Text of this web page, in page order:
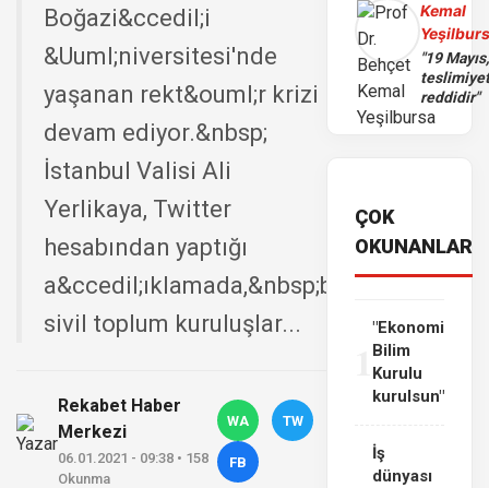
Boğazi&ccedil;i
&Uuml;niversitesi'nde
yaşanan rekt&ouml;r krizi
devam ediyor.&nbsp;
İstanbul Valisi Ali
Yerlikaya, Twitter
hesabından yaptığı
a&ccedil;ıklamada,&nbsp;bazı
sivil toplum kuruluşlar...
Rekabet Haber
Merkezi
06.01.2021 - 09:38 • 158
Okunma
WA TW
FB
Kemal
"19 Mayıs,
reddidir"
ÇOK
OKUNANLAR
"Ekonomi
Bilim
Kurulu
kurulsun"
İş
dünyası